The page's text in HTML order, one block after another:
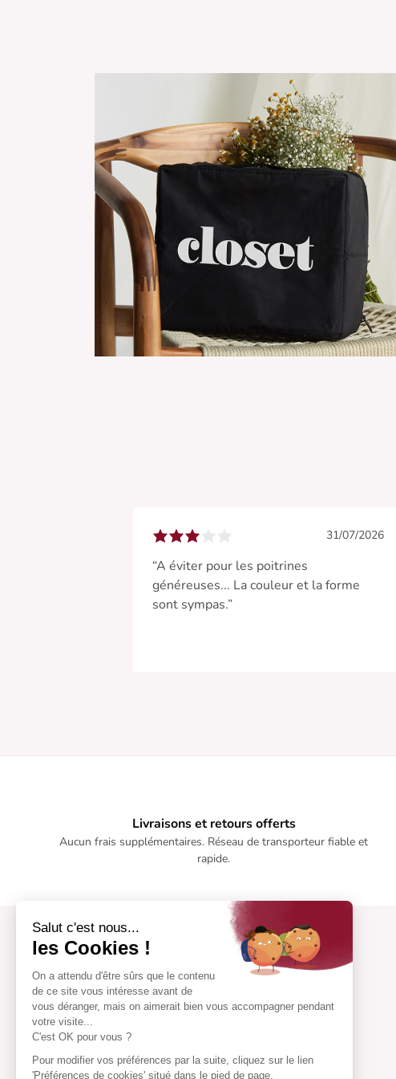
Salut c'est nous...
les Cookies !
On a attendu d'être sûrs que le contenu
de ce site vous intéresse avant de
vous déranger, mais on aimerait bien vous accompagner pendant
votre visite...
C'est OK pour vous ?
Pour modifier vos préférences par la suite, cliquez sur le lien
'Préférences de cookies' situé dans le pied de page.
31/07/2026
“A éviter pour les poitrines
généreuses... La couleur et la forme
sont sympas.”
Livraisons et retours offerts
Aucun frais supplémentaires. Réseau de transporteur fiable et
rapide.